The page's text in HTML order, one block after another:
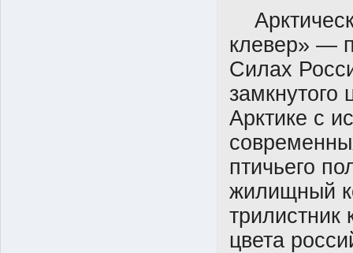
клевер» —
Силах
замкнутого
Арктике с
птичьего
жилищный
цвета